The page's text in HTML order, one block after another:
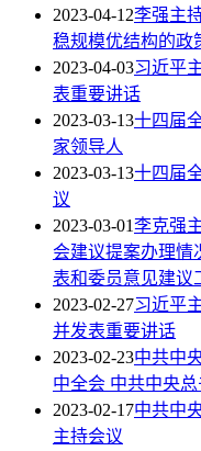
2023-04-12李强主
稳规模优结构的政
2023-04-03习近平
表重要讲话
2023-03-13十四届
家领导人
2023-03-13十四届
议
2023-03-01李克强
会建议提案办理情
表和委员意见建议
2023-02-27习近平
并发表重要讲话
2023-02-23中共中
中全会 中共中央
2023-02-17中共中
主持会议